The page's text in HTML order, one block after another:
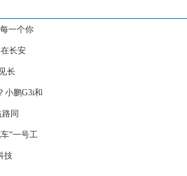
一个你
长安
长
小鹏G3i和
同
“一号工
技